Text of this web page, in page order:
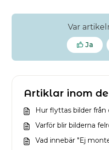
Var
Ja
Artiklar inom
Hur flyttas bilder från
Varför blir bilderna
Vad innebär "Ej